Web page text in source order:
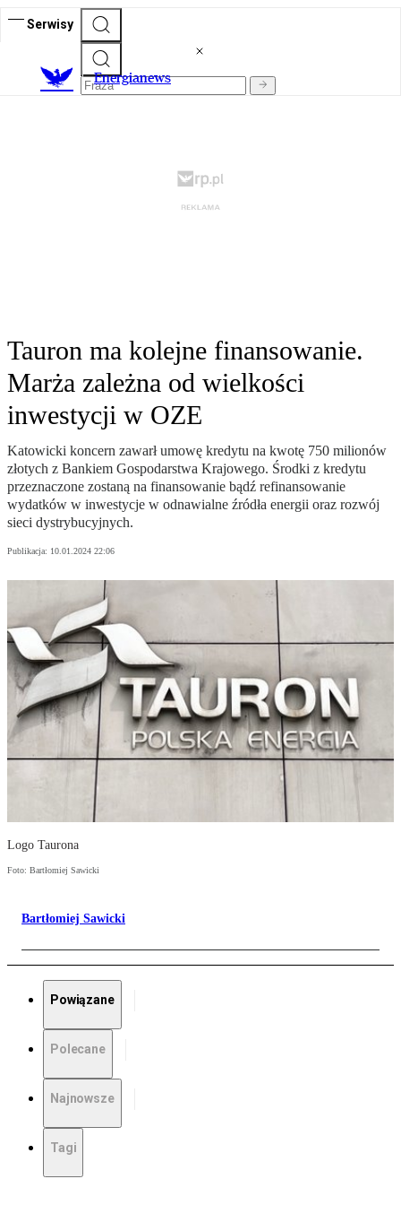
Serwisy
Energianews
Tauron ma kolejne finansowanie.
Marża zależna od wielkości
inwestycji w OZE
Katowicki koncern zawarł umowę kredytu na kwotę 750 milionów
złotych z Bankiem Gospodarstwa Krajowego. Środki z kredytu
przeznaczone zostaną na finansowanie bądź refinansowanie
wydatków w inwestycje w odnawialne źródła energii oraz rozwój
sieci dystrybucyjnych.
Publikacja: 10.01.2024 22:06
Logo Taurona
Foto: Bartłomiej Sawicki
Bartłomiej Sawicki
Powiązane
Polecane
Najnowsze
Tagi